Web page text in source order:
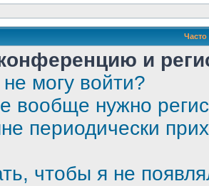
и
могу войти?
вообще нужно
периодически
чтобы я не